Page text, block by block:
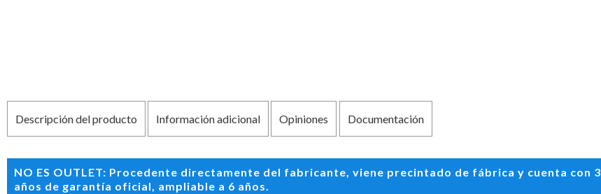
Descripción del producto Información adicional Opiniones Documentación
NO ES OUTLET: Procedente directamente del fabricante, viene precintado de fábrica y cuenta con 3
años de garantía oficial, ampliable a 6 años.